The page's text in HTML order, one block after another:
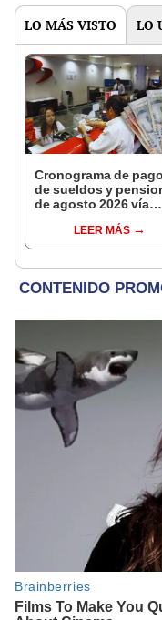
LO MÁS VISTO LO
Cronograma de
de sueldos y
de agosto 2026 vía
conoce las fechas de
depósito
LEER MÁS